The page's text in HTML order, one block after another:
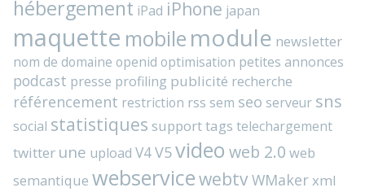
hébergement iPad iPhone japan
maquette mobile module newsletter
nom de domaine openid optimisation petites annonces
podcast presse profiling publicité recherche
référencement restriction rss sem seo serveur sns
social statistiques supporttags telechargement
twitter une upload V4V5video web 2.0 web
semantique webservicewebtvWMakerxml